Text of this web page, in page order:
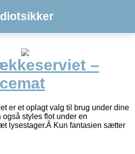
–
er et oplagt valg til brug under dine
styles flot under en
lysestager.Â Kun fantasien sætter